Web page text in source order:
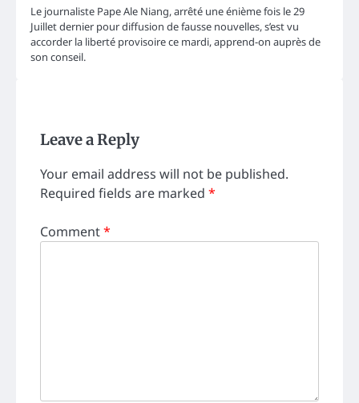
Le journaliste Pape Ale Niang, arrêté une énième fois le 29
Juillet dernier pour diffusion de fausse nouvelles, s’est vu
accorder la liberté provisoire ce mardi, apprend-on auprès de
son conseil.
Leave a Reply
Your email address will not be published.
Required fields are marked *
Comment*